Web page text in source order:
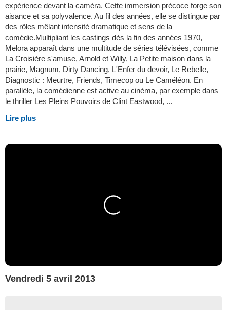
expérience devant la caméra. Cette immersion précoce forge son
aisance et sa polyvalence. Au fil des années, elle se distingue par
des rôles mêlant intensité dramatique et sens de la
comédie.Multipliant les castings dès la fin des années 1970,
Melora apparaît dans une multitude de séries télévisées, comme
La Croisière s'amuse, Arnold et Willy, La Petite maison dans la
prairie, Magnum, Dirty Dancing, L'Enfer du devoir, Le Rebelle,
Diagnostic : Meurtre, Friends, Timecop ou Le Caméléon. En
parallèle, la comédienne est active au cinéma, par exemple dans
le thriller Les Pleins Pouvoirs de Clint Eastwood, ...
Lire plus
Vendredi 5 avril 2013